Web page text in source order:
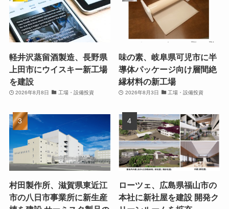
軽井沢蒸留酒製造、長野県
上田市にウイスキー新工場
を建設
2026年8月8日 工場・設備投資
味の素、岐阜県可児市に半
導体パッケージ向け層間絶
縁材料の新工場
2026年8月3日 工場・設備投資
村田製作所、滋賀県東近江
市の八日市事業所に新生産
ローツェ、広島県福山市の
本社に新社屋を建設 開発ク